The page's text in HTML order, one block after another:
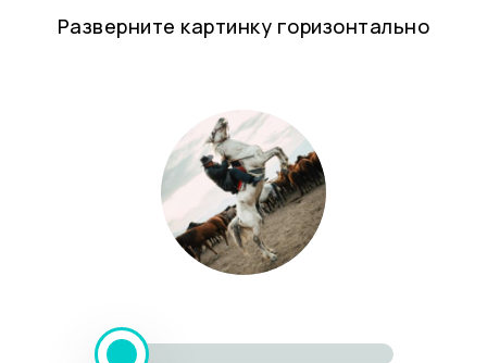
Разверните картинку горизонтально